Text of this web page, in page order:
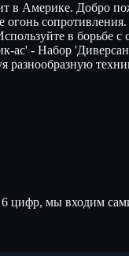
в Америке. Добро
в борьбе
- Набор
цифр, мы входим